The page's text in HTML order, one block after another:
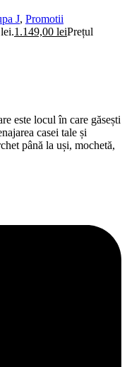
J, Promotii
1.149,00 leiPrețul
este locul în care găsești
casei tale și
până la uși, mochetă,